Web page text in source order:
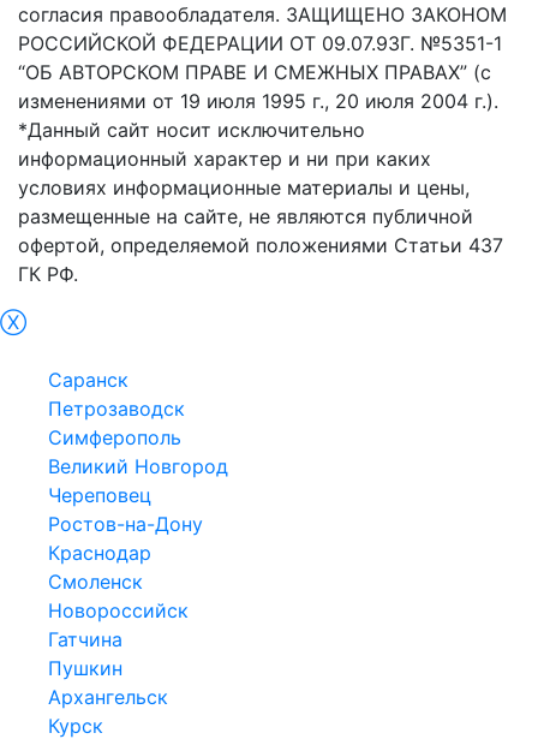
согласия правообладателя. ЗАЩИЩЕНО ЗАКОНОМ
РОССИЙСКОЙ ФЕДЕРАЦИИ ОТ 09.07.93Г. №5351-1
“ОБ АВТОРСКОМ ПРАВЕ И СМЕЖНЫХ ПРАВАХ” (с
изменениями от 19 июля 1995 г., 20 июля 2004 г.).
*Данный сайт носит исключительно
информационный характер и ни при каких
условиях информационные материалы и цены,
размещенные на сайте, не являются публичной
офертой, определяемой положениями Статьи 437
ГК РФ.
Ⓧ
Саранск
Петрозаводск
Симферополь
Великий Новгород
Череповец
Ростов-на-Дону
Краснодар
Смоленск
Новороссийск
Гатчина
Пушкин
Архангельск
Курск